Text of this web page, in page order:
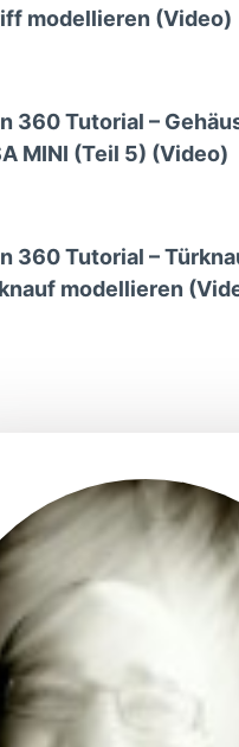
modellieren (Video)
360 Tutorial –
MINI (Teil 5) (Video)
360 Tutorial –
modellieren